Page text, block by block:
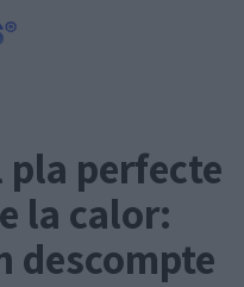
perfecte
la calor:
descompte